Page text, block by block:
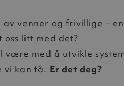
venner og frivillige –
litt med det?
være med å utvikle
vi kan få. Er det deg?